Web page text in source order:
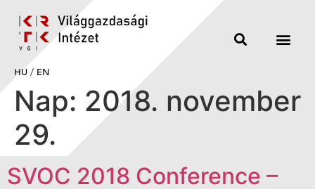
HU / EN
Nap: 2018. november
29.
SVOC 2018 Conference –